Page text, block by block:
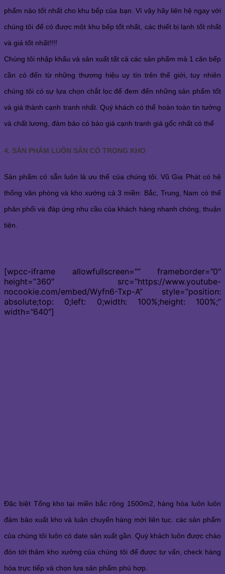
phẩm nào tốt nhất cho khu bếp của bạn. Vì vậy hãy liên hệ ngay với
chúng tôi để có được một khu bếp tốt nhất, các thiết bị lạnh tốt nhất
và giá tốt nhất!!!!
Chúng tôi nhập khẩu và sản xuất tất cả các sản phẩm mà 1 căn bếp
cần có đến từ những thương hiệu uy tín trên thế giới, tuy nhiên
chúng tôi có sự lựa chọn chắt lọc để đem đến những sản phẩm tốt
và giá thành cạnh tranh nhất. Quý khách có thể hoàn toàn tin tưởng
và chất lương, đảm bảo có báo giá cạnh tranh giá gốc nhất có thể
4. SẢN PHẨM LUÔN SẴN CÓ TRONG KHO
Sản phẩm có sẵn luôn là ưu thế của chúng tôi. Vũ Gia Phát có hệ
thống văn phòng và kho xưởng cả 3 miền: Bắc, Trung, Nam có thể
phân phối và đáp ứng nhu cầu của khách hàng nhanh chóng, thuận
tiện.
[wpcc-iframe allowfullscreen=”” frameborder=”0″
height=”360″ src=”https://www.youtube-
nocookie.com/embed/Wyfn6-Txp-A” style=”position:
absolute;top: 0;left: 0;width: 100%;height: 100%;”
width=”640″]
Đặc biệt Tổng kho tại miền bắc rộng 1500m2, hàng hóa luôn luôn
đảm bảo xuất kho và luân chuyển hàng mới liên tục. các sản phẩm
của chúng tôi luôn có date sản xuất gần. Quý khách luôn được chào
đón tới thăm kho xưởng của chúng tôi để được tư vấn, check hàng
hóa trực tiếp và chọn lựa sản phẩm phù hợp.